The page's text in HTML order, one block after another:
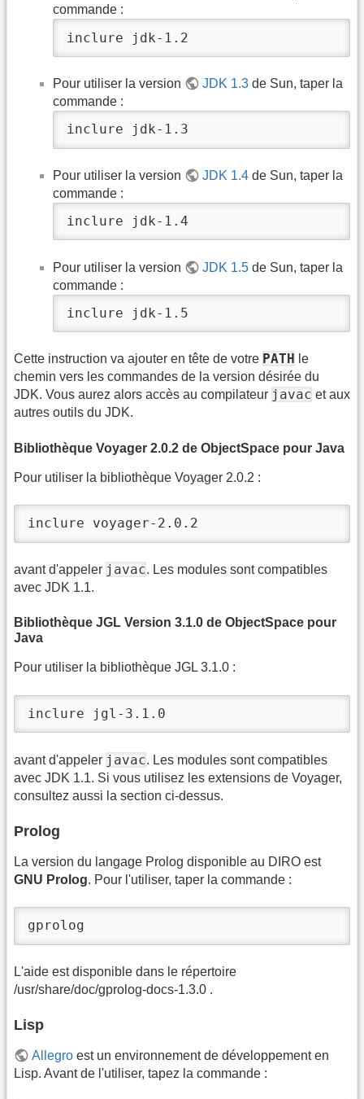
commande :
inclure jdk-1.2
Pour utiliser la version JDK 1.3 de Sun, taper la
commande :
inclure jdk-1.3
Pour utiliser la version JDK 1.4 de Sun, taper la
commande :
inclure jdk-1.4
Pour utiliser la version JDK 1.5 de Sun, taper la
commande :
inclure jdk-1.5
Cette instruction va ajouter en tête de votre PATH
le
chemin vers les commandes de la version désirée du
JDK. Vous aurez alors accès au compilateur javac et aux
autres outils du JDK.
Bibliothèque Voyager 2.0.2 de ObjectSpace pour Java
Pour utiliser la bibliothèque Voyager 2.0.2 :
inclure voyager-2.0.2
avant d'appeler javac. Les modules sont compatibles
avec JDK 1.1.
Bibliothèque JGL Version 3.1.0 de ObjectSpace pour
Java
Pour utiliser la bibliothèque JGL 3.1.0 :
inclure jgl-3.1.0
avant d'appeler javac. Les modules sont compatibles
avec JDK 1.1. Si vous utilisez les extensions de Voyager,
consultez aussi la section ci-dessus.
Prolog
La version du langage Prolog disponible au DIRO est
GNU Prolog. Pour l'utiliser, taper la commande :
gprolog
L'aide est disponible dans le répertoire
/usr/share/doc/gprolog-docs-1.3.0 .
Lisp
Allegro est un environnement de développement en
Lisp. Avant de l'utiliser, tapez la commande :